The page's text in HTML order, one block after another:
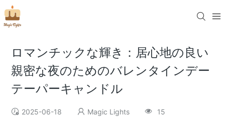
ロマンチックな輝き：居心地の良い
親密な夜のためのバレンタインデー
テーパーキャンドル
2025-06-18 Magic Lights 15